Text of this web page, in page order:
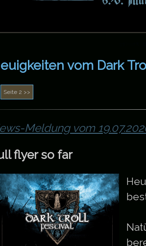
vom Dark
Meldung vom
flyer so far